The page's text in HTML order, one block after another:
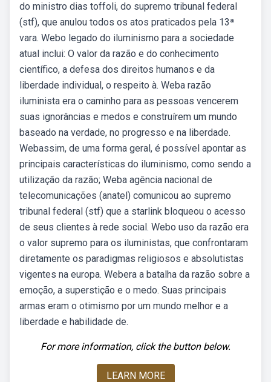
do ministro dias toffoli, do supremo tribunal federal
(stf), que anulou todos os atos praticados pela 13ª
vara. Webo legado do iluminismo para a sociedade
atual inclui: O valor da razão e do conhecimento
científico, a defesa dos direitos humanos e da
liberdade individual, o respeito à. Weba razão
iluminista era o caminho para as pessoas vencerem
suas ignorâncias e medos e construírem um mundo
baseado na verdade, no progresso e na liberdade.
Webassim, de uma forma geral, é possível apontar as
principais características do iluminismo, como sendo a
utilização da razão; Weba agência nacional de
telecomunicações (anatel) comunicou ao supremo
tribunal federal (stf) que a starlink bloqueou o acesso
de seus clientes à rede social. Webo uso da razão era
o valor supremo para os iluministas, que confrontaram
diretamente os paradigmas religiosos e absolutistas
vigentes na europa. Webera a batalha da razão sobre a
emoção, a superstição e o medo. Suas principais
armas eram o otimismo por um mundo melhor e a
liberdade e habilidade de.
For more information, click the button below.
LEARN MORE